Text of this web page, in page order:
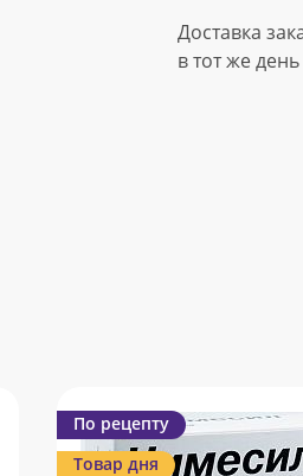
Доставка
в тот же день
По рецепту
Товар дня